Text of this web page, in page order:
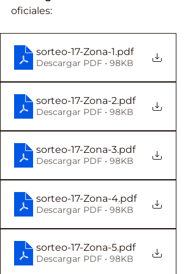
oficiales:
sorteo-17-Zona-1.pdf
Descargar PDF • 98KB
sorteo-17-Zona-2.pdf
Descargar PDF • 98KB
sorteo-17-Zona-3.pdf
Descargar PDF • 98KB
sorteo-17-Zona-4.pdf
Descargar PDF • 98KB
sorteo-17-Zona-5.pdf
Descargar PDF • 98KB